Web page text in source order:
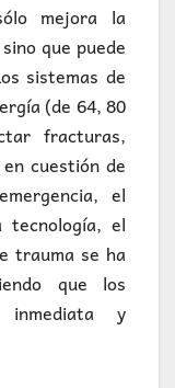
mejora la
que puede
sistemas de
(de 64, 80
fracturas,
cuestión de
el
el
trauma se ha
que los
inmediata y